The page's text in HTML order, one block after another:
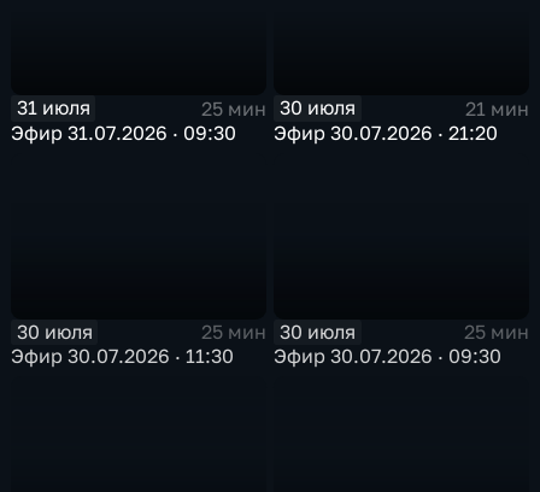
31 июля
25 мин
Эфир 31.07.2026 · 09:30
30 июля
21 мин
Эфир 30.07.2026 · 21:20
30 июля
25 мин
Эфир 30.07.2026 · 11:30
30 июля
25 мин
Эфир 30.07.2026 · 09:30